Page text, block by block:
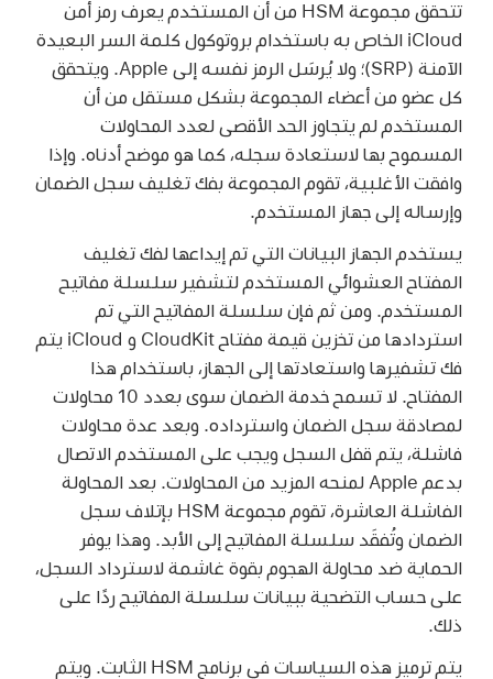
تتحقق مجموعة HSM من أن المستخدم يعرف رمز أمن
iCloud الخاص به باستخدام بروتوكول كلمة السر البعيدة
الآمنة (SRP)؛ ولا يُرسَل الرمز نفسه إلى Apple. ويتحقق
كل عضو من أعضاء المجموعة بشكل مستقل من أن
المستخدم لم يتجاوز الحد الأقصى لعدد المحاولات
المسموح بها لاستعادة سجله، كما هو موضح أدناه. وإذا
وافقت الأغلبية، تقوم المجموعة بفك تغليف سجل الضمان
وإرساله إلى جهاز المستخدم.
يستخدم الجهاز البيانات التي تم إيداعها لفك تغليف
المفتاح العشوائي المستخدم لتشفير سلسلة مفاتيح
المستخدم. ومن ثم فإن سلسلة المفاتيح التي تم
استردادها من تخزين قيمة مفتاح CloudKit و iCloud يتم
فك تشفيرها واستعادتها إلى الجهاز، باستخدام هذا
المفتاح. لا تسمح خدمة الضمان سوى بعدد 10 محاولات
لمصادقة سجل الضمان واسترداده. وبعد عدة محاولات
فاشلة، يتم قفل السجل ويجب على المستخدم الاتصال
بدعم Apple لمنحه المزيد من المحاولات. بعد المحاولة
الفاشلة العاشرة، تقوم مجموعة HSM بإتلاف سجل
الضمان وتُفقَد سلسلة المفاتيح إلى الأبد. وهذا يوفر
الحماية ضد محاولة الهجوم بقوة غاشمة لاسترداد السجل،
على حساب التضحية ببيانات سلسلة المفاتيح ردًا على
ذلك.
يتم ترميز هذه السياسات في برنامج HSM الثابت. ويتم